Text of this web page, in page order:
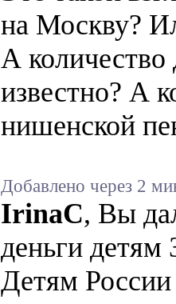
на Москву?
А количество
известно? А
нишенской
Добавлено через 2
IrinaC, Вы
деньги детям
Детям России